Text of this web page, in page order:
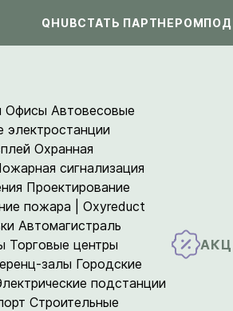
QHUBСТАТЬ ПАРТНЕРОМ
Офисы Автовесовые
электростанции
Охранная
сигнализация
Проектирование
пожара | Oxyreduct
Автомагистраль
Торговые центры
залы Городские
подстанции
Строительные